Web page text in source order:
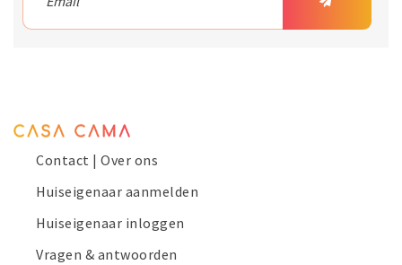
Contact | Over ons
Huiseigenaar aanmelden
Huiseigenaar inloggen
Vragen & antwoorden